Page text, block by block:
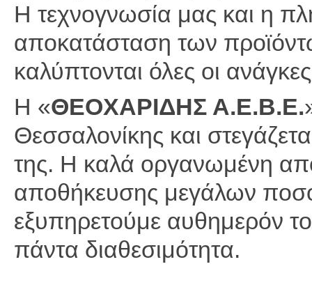
Η τεχνογνωσία μας και η
αποκατάσταση των
καλύπτονται όλες οι
Η «ΘΕΟΧΑΡΙΔΗΣ Α.Ε.Β.Ε.
Θεσσαλονίκης και
της. Η καλά οργανωμένη
αποθήκευσης μεγάλων
εξυπηρετούμε αυθημερόν
πάντα διαθεσιμότητα.